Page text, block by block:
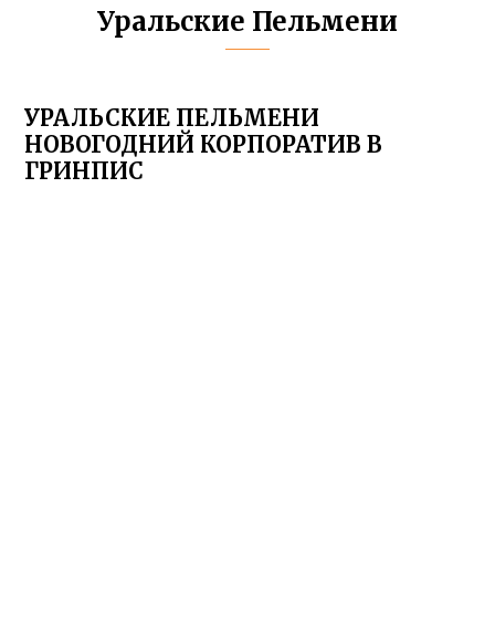
Уральские Пельмени
УРАЛЬСКИЕ ПЕЛЬМЕНИ
НОВОГОДНИЙ КОРПОРАТИВ В
ГРИНПИС